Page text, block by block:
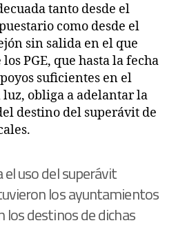
tanto desde el
como desde el
sin salida en el que
PGE, que hasta la fecha
suficientes en el
luz, obliga a adelantar la
destino del superávit de
uso del superávit
los ayuntamientos
los destinos de dichas